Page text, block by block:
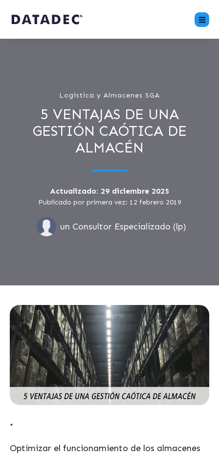
Logistica y Almacenes SGA
5 VENTAJAS DE UNA
GESTIÓN CAÓTICA DE
ALMACÉN
Actualizado: 29 diciembre 2025
Publicado por primera vez: 12 febrero 2019
un Consultor Especializado (lp)
*
Optimizar el funcionamiento de los almacenes